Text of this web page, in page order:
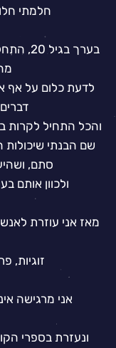
חלמתי
בערך
לדעת כלום על אף
והכל התחיל לקרות
שם הבנתי שיכולות
סתם,
ולכוון אותם
מאז אני עוזרת
זוגיות,
אני מרגישה
ונעזרת בספרי